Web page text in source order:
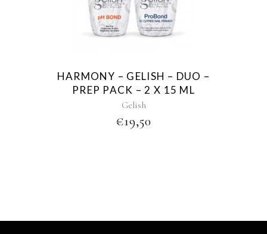
HARMONY – GELISH – DUO –
PREP PACK – 2 X 15 ML
Gelish
€19,50